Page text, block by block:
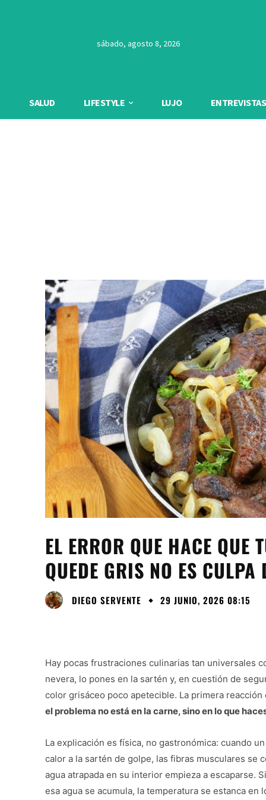
sábado, agosto 8, 2026
SALUD LIFESTYLE LUJO ENTREVISTAS
EL ERROR QUE HACE QUE
QUEDE GRIS NO ES
DIEGO SERVENTE 29 JUNIO, 2026 08:15
Hay pocas frustraciones culinarias tan universales
nevera, lo pones en la sartén y, en cuestión de
color grisáceo poco apetecible. La primera
el problema no está en la carne, sino en lo que
La explicación es física, no gastronómica: cuando
calor a la sartén de golpe, las fibras musculares se
agua atrapada en su interior empieza a escaparse.
esa agua se acumula, la temperatura se estanca en